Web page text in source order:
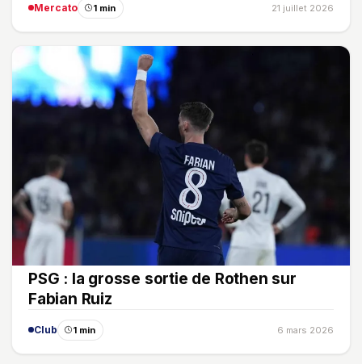
Mercato 1 min 21 juillet 2026
PSG : la grosse sortie de Rothen sur
Fabian Ruiz
Club 1 min 6 mars 2026